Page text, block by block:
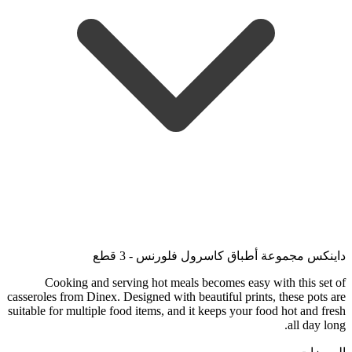
داينكس مجموعة أطباق كاسرول فلورنس - 3 قطع
Cooking and serving hot meals becomes easy with this set of
casseroles from Dinex. Designed with beautiful prints, these pots are
suitable for multiple food items, and it keeps your food hot and fresh
all day long.